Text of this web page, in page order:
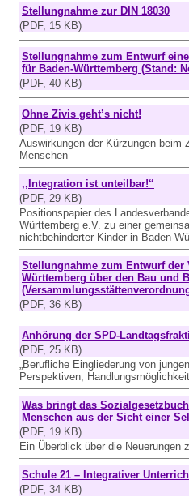
Stellungnahme zur DIN 18030
(PDF, 15 KB)
Stellungnahme zum Entwurf
für Baden-Württemberg (Stand:
(PDF, 40 KB)
Ohne Zivis geht’s nicht!
(PDF, 19 KB)
Auswirkungen der Kürzungen beim
Menschen
,,Integration ist unteilbar!“
(PDF, 29 KB)
Positionspapier des
Württemberg e.V. zu einer
nichtbehinderter Kinder in Baden-
Stellungnahme zum Entwurf
Württemberg über den Bau und
(PDF, 36 KB)
Anhörung der SPD-
(PDF, 25 KB)
„Berufliche Eingliederung von
Perspektiven,
Was bringt das
Menschen aus der Sicht einer
(PDF, 19 KB)
Ein Überblick über die
Schule 21 – Integrativer
(PDF, 34 KB)